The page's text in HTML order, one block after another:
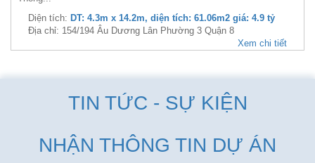
Diện tích: DT: 4.3m x 14.2m, diện tích: 61.06m2 giá: 4.9 tỷ
Địa chỉ: 154/194 Âu Dương Lân Phường 3 Quận 8
Xem chi tiết
TIN TỨC - SỰ KIỆN
NHẬN THÔNG TIN DỰ ÁN